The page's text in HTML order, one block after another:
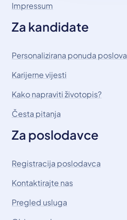
Impressum
Za kandidate
Personalizirana ponuda poslova
Karijerne vijesti
Kako napraviti životopis?
Česta pitanja
Za poslodavce
Registracija poslodavca
Kontaktirajte nas
Pregled usluga